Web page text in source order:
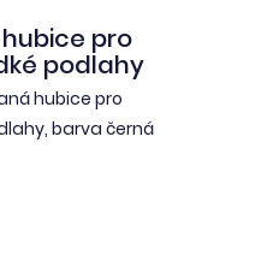
pro
podlahy
hubice pro
barva černá